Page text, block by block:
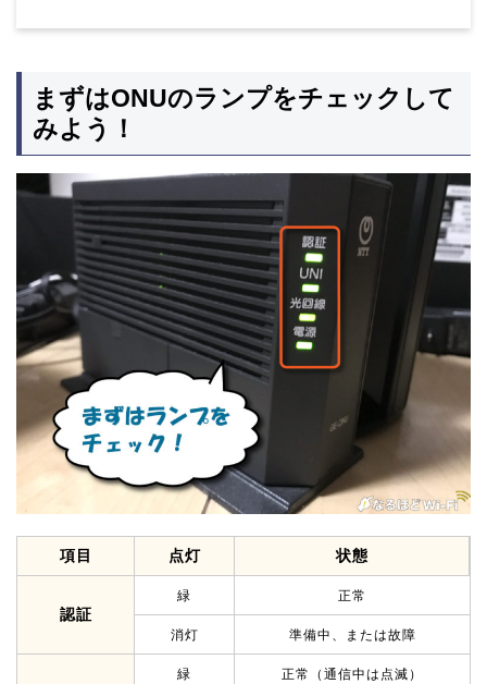
まずはONUのランプをチェックして
みよう！
項目 点灯 状態
認証
緑 正常
消灯 準備中、または故障
緑 正常（通信中は点滅）